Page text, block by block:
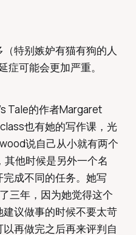
特别嫉妒有猫有狗的人
症可能会更加严重。
Tale的作者Margaret
也有她的写作课，光
说自己从小就有两个
他时候是另外一个名
成不同的任务。她写
三年，因为她觉得这个
议做事的时候不要太苛
再做完之后再来评判自